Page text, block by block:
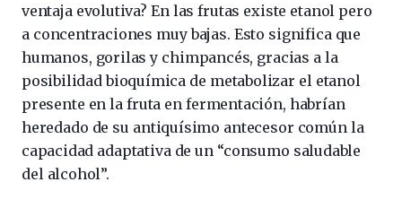
ventaja evolutiva? En las frutas existe etanol pero
a concentraciones muy bajas. Esto significa que
humanos, gorilas y chimpancés, gracias a la
posibilidad bioquímica de metabolizar el etanol
presente en la fruta en fermentación, habrían
heredado de su antiquísimo antecesor común la
capacidad adaptativa de un “consumo saludable
del alcohol”.